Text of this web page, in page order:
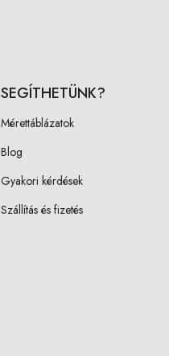
SEGÍTHETÜNK?
Mérettáblázatok
Blog
Gyakori kérdések
Szállítás és fizetés